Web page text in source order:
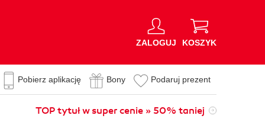
ZALOGUJ KOSZYK
Pobierz aplikację Bony Podaruj prezent
TOP tytuł w super cenie » 50% taniej